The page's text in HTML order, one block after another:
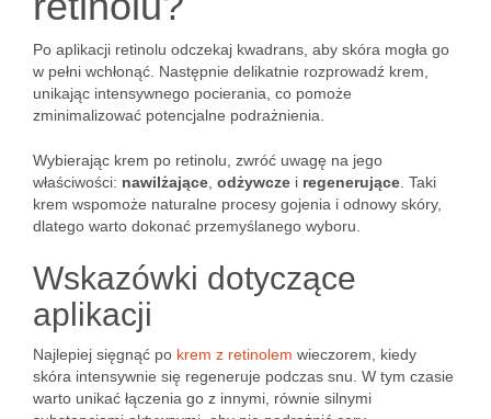
Po aplikacji retinolu odczekaj kwadrans, aby skóra mogła go
w pełni wchłonąć. Następnie delikatnie rozprowadź krem,
unikając intensywnego pocierania, co pomoże
zminimalizować potencjalne podrażnienia.
Wybierając krem po retinolu, zwróć uwagę na jego
właściwości: nawilżające odżywcze i regenerujące . Taki
krem wspomoże naturalne procesy gojenia i odnowy skóry,
dlatego warto dokonać przemyślanego wyboru.
Wskazówki dotyczące
aplikacji
Najlepiej sięgnąć po krem z retinolem wieczorem, kiedy
skóra intensywnie się regeneruje podczas snu. W tym czasie
warto unikać łączenia go z innymi, równie silnymi